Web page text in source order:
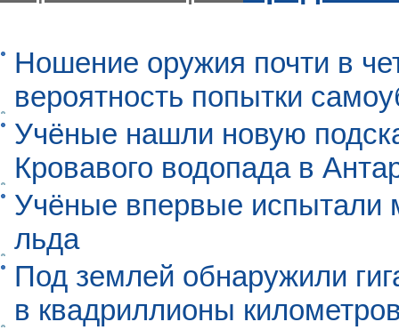
Ношение оружия почти в
вероятность попытки
Учёные нашли новую
Кровавого водопада в
Учёные впервые испытали
льда
Под землей обнаружили
в квадриллионы